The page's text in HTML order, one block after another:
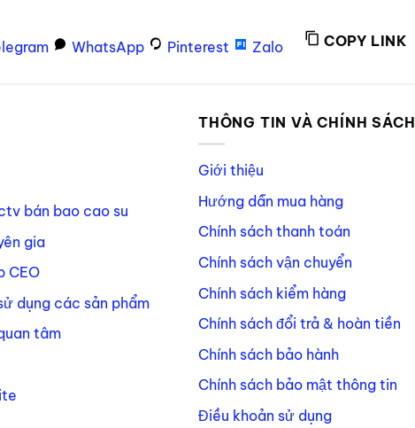
WhatsApp Pinterest Zalo COPY LINK
bán bao cao su
gia
CEO
dụng các sản phẩm
tâm
THÔNG TIN VÀ CHÍNH SÁCH
Giới thiệu
Hướng dẫn mua hàng
Chính sách thanh toán
Chính sách vận chuyển
Chính sách kiểm hàng
Chính sách đổi trả & hoàn tiền
Chính sách bảo hành
Chính sách bảo mật thông tin
Điều khoản sử dụng